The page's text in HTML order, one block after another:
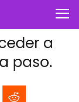
a
paso.